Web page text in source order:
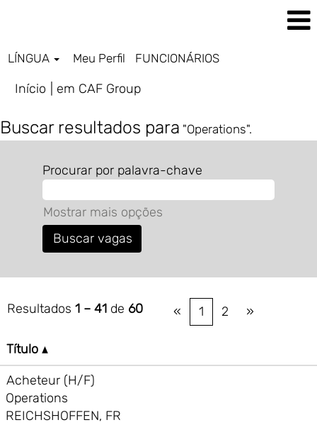
LÍNGUA Meu Perfil FUNCIONÁRIOS
Início em CAF Group(página
Buscar resultados para "Operations".
Procurar por palavra-chave
Mostrar mais opções
Resultados 1 – 41 de 60 « 1 2 »
Título
Acheteur (H/F)
Operations
REICHSHOFFEN, FR